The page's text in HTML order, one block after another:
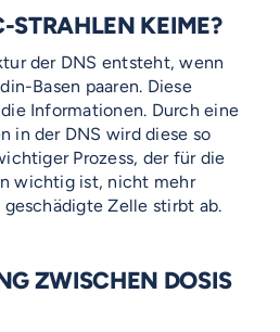
STRAHLEN KEIME?
der DNS entsteht, wenn
Basen paaren. Diese
Informationen. Durch eine
in der DNS wird diese so
Prozess, der für die
wichtig ist, nicht mehr
Zelle stirbt ab.
ZWISCHEN DOSIS